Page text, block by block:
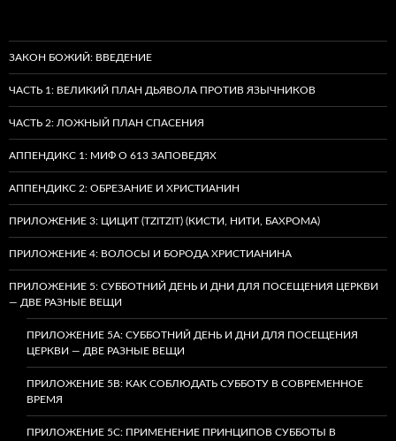
ЗАКОН БОЖИЙ: ВВЕДЕНИЕ
ЧАСТЬ 1: ВЕЛИКИЙ ПЛАН ДЬЯВОЛА ПРОТИВ ЯЗЫЧНИКОВ
ЧАСТЬ 2: ЛОЖНЫЙ ПЛАН СПАСЕНИЯ
АППЕНДИКС 1: МИФ О 613 ЗАПОВЕДЯХ
АППЕНДИКС 2: ОБРЕЗАНИЕ И ХРИСТИАНИН
ПРИЛОЖЕНИЕ 3: ЦИЦИТ (TZITZIT) (КИСТИ, НИТИ, БАХРОМА)
ПРИЛОЖЕНИЕ 4: ВОЛОСЫ И БОРОДА ХРИСТИАНИНА
ПРИЛОЖЕНИЕ 5: СУББОТНИЙ ДЕНЬ И ДНИ ДЛЯ ПОСЕЩЕНИЯ ЦЕРКВИ
— ДВЕ РАЗНЫЕ ВЕЩИ
ПРИЛОЖЕНИЕ 5A: СУББОТНИЙ ДЕНЬ И ДНИ ДЛЯ ПОСЕЩЕНИЯ
ЦЕРКВИ — ДВЕ РАЗНЫЕ ВЕЩИ
ПРИЛОЖЕНИЕ 5B: КАК СОБЛЮДАТЬ СУББОТУ В СОВРЕМЕННОЕ
ВРЕМЯ
ПРИЛОЖЕНИЕ 5C: ПРИМЕНЕНИЕ ПРИНЦИПОВ СУББОТЫ В